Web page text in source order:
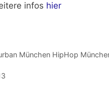
infos hier
München HipHop